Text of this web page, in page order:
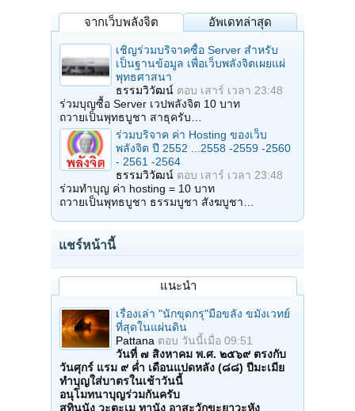
จากเว็บพลังจิต อัพเดทล่าสุด
เชิญร่วมบริจาคซื้อ Server สำหรับ
เป็นฐานข้อมูล เพื่อเว็บพลังจิตเผยแผ่
พุทธศาสนา
ธรรมวิวัฒน์ ตอบ เสาร์ เวลา 23:48
ร่วมบุญซื้อ Server เวปพลังจิต 10 บาท
ถวายเป็นพุทธบูชา สาธุครับ…
ร่วมบริจาค ค่า Hosting ของเว็บ
พลังจิต ปี 2552 ...2558 -2559 -2560
- 2561 -2564
ธรรมวิวัฒน์ ตอบ เสาร์ เวลา 23:48
ร่วมทำบุญ ค่า hosting = 10 บาท
ถวายเป็นพุทธบูชา ธรรมบูชา สังฆบูชา…
แชร์หน้านี้
แนะนำ
เรื่องเล่า "นักขุดกรุ"มือขลัง ขมังเวทย์
ที่สุดในแผ่นดิน
Pattana ตอบ วันนี้เมื่อ 09:51
วันที่ ๗ สิงหาคม พ.ศ. ๒๕๖๙ ตรงกับ
วันศุกร์ แรม ๙ ค่ำ เดือนแปดหลัง (๘๘) ปีมะเมีย
ทำบุญใส่บาตรในเช้าวันนี้
อนุโมทนาบุญร่วมกันครับ
สุทินนัง วะตะเม ทานัง อาสะวักขะยาวะหัง